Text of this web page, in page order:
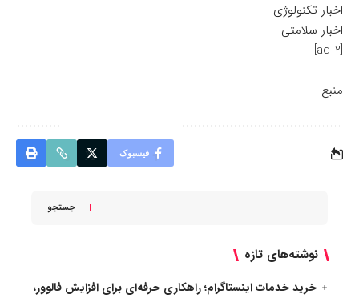
اخبار تکنولوژی
اخبار سلامتی
[ad_2]
منبع
فیسبوک
جستجو
نوشته‌های تازه
خرید خدمات اینستاگرام؛ راهکاری حرفه‌ای برای افزایش فالوور،